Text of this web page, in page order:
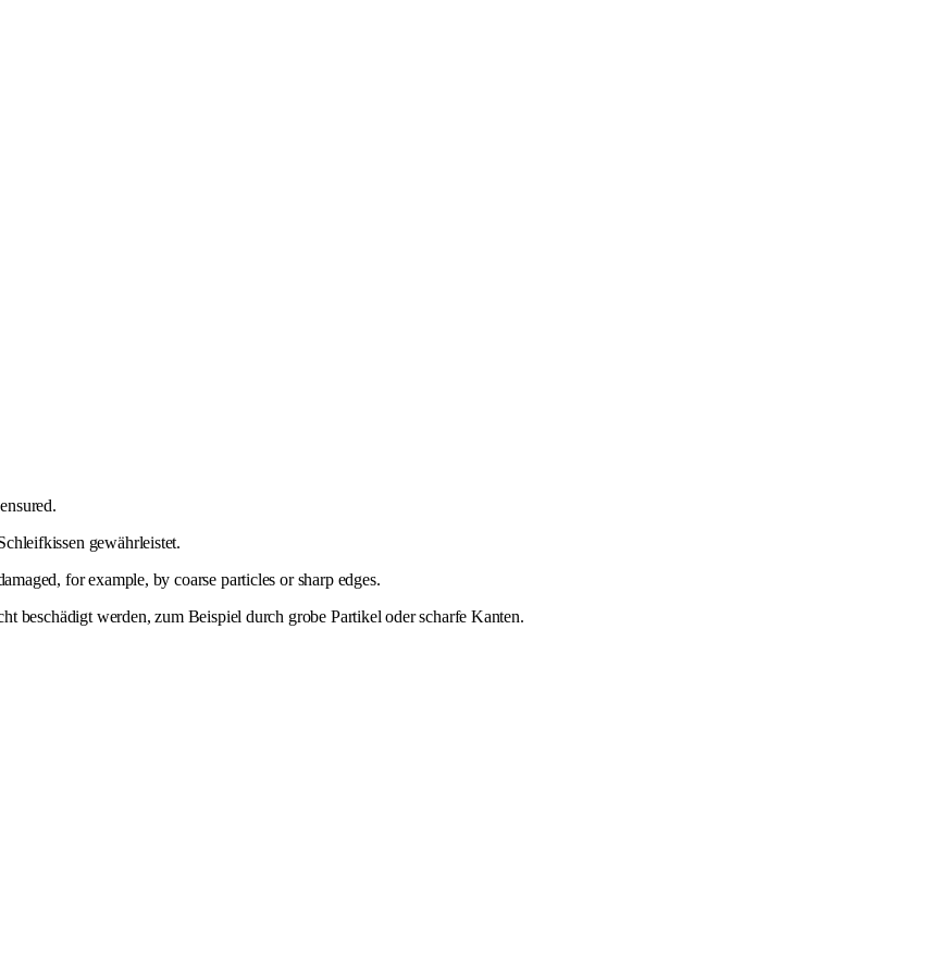
gewährleistet.
for example, by coarse particles or sharp edges.
beschädigt werden, zum Beispiel durch grobe Partikel oder scharfe Kanten.